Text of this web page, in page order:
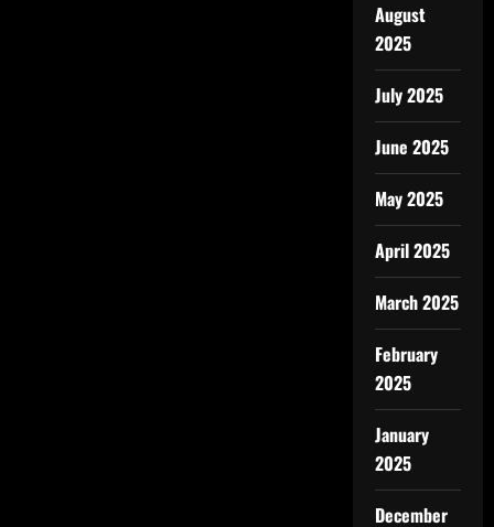
August
2025
July 2025
June 2025
May 2025
April 2025
March 2025
February
2025
January
2025
December